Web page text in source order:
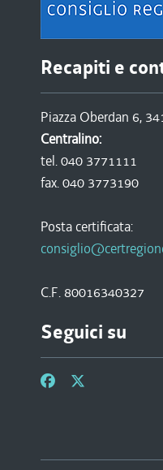
Recapiti e
Piazza Oberdan 6,
Centralino:
tel. 040 3771111
fax. 040 3773190
Posta certificata:
C.F. 80016340327
Seguici su